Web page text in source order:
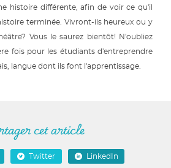
histoire différente, afin de voir ce qu'il
terminée. Vivront-ils heureux ou y
Vous le saurez bientôt! N'oubliez
fois pour les étudiants d'entreprendre
langue dont ils font l'apprentissage.
cet article
Twitter LinkedIn